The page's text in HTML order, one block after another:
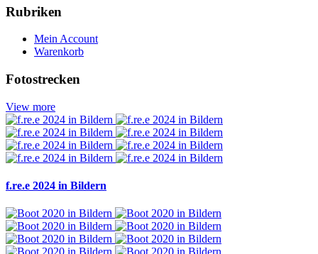
Rubriken
Mein Account
Warenkorb
Fotostrecken
View more
f.re.e 2024 in Bildern